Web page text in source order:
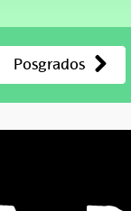
Posgrados